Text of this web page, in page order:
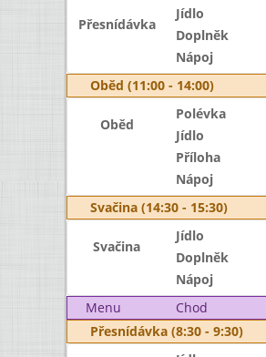
Přesnídávka
Jídlo
Doplněk
Nápoj
Oběd (11:00 - 14:00)
Oběd
Polévka
Jídlo
Příloha
Nápoj
Svačina (14:30 - 15:30)
Svačina
Jídlo
Doplněk
Nápoj
Menu
Chod
Přesnídávka (8:30 - 9:30)